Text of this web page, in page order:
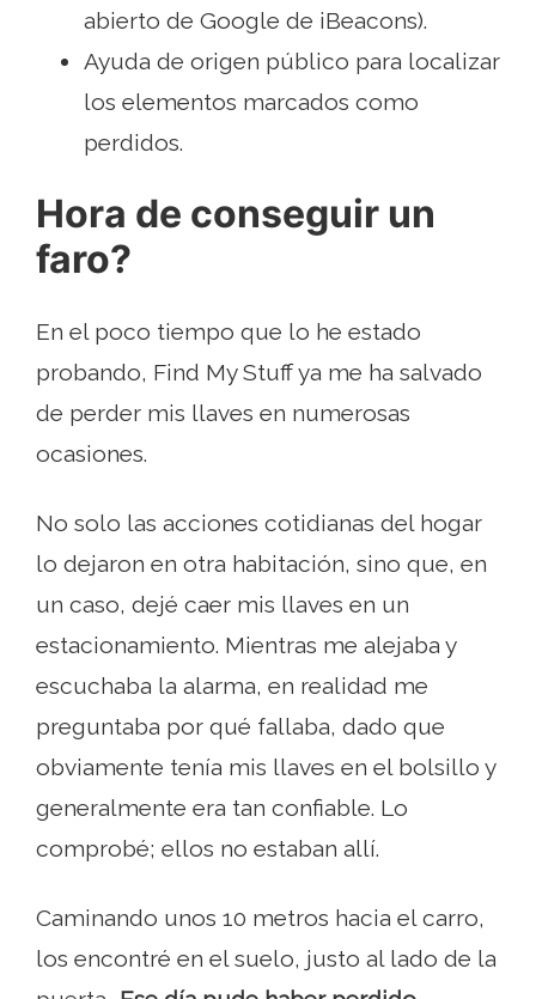
abierto de Google de iBeacons).
Ayuda de origen público para localizar
los elementos marcados como
perdidos.
Hora de conseguir un
faro?
En el poco tiempo que lo he estado
probando, Find My Stuff ya me ha salvado
de perder mis llaves en numerosas
ocasiones.
No solo las acciones cotidianas del hogar
lo dejaron en otra habitación, sino que, en
un caso, dejé caer mis llaves en un
estacionamiento. Mientras me alejaba y
escuchaba la alarma, en realidad me
preguntaba por qué fallaba, dado que
obviamente tenía mis llaves en el bolsillo y
generalmente era tan confiable. Lo
comprobé; ellos no estaban allí.
Caminando unos 10 metros hacia el carro,
los encontré en el suelo, justo al lado de la